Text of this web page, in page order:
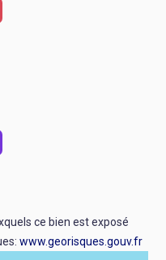
ce bien est exposé
www.georisques.gouv.fr